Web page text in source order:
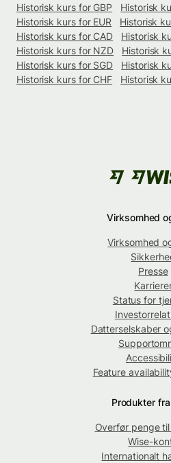
Historisk kurs for GBP
Historisk
Historisk kurs for EUR
Historisk
Historisk kurs for CAD
Historisk
Historisk kurs for NZD
Historisk
Historisk kurs for SGD
Historisk
Historisk kurs for CHF
Historisk
Virksomhed
Virksomhed
Presse
Status for
Datterselskaber
Feature
Produkter
Overfør penge
Wise-
Internationalt